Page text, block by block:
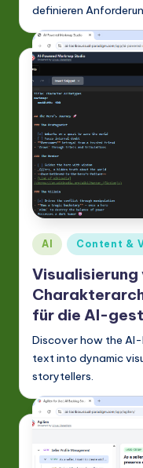
definieren
Posted
in
AI Content &
Visualisierung
für die AI-
Discover how the
text into dynamic
storytellers.